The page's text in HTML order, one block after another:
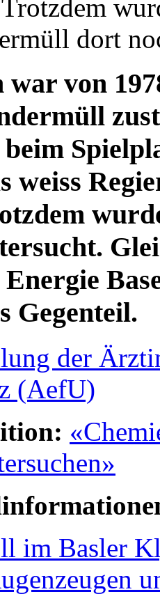
dort
von
weiss
Gegenteil.
der
(AefU)
im Basler